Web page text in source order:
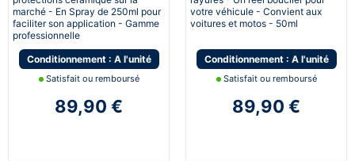
marché - En Spray de 250ml pour
faciliter son application - Gamme
professionnelle
Conditionnement : A l'unité
Satisfait ou remboursé
89,90 €
votre véhicule - Convient aux
voitures et motos - 50ml
Conditionnement : A l'unité
Satisfait ou remboursé
89,90 €